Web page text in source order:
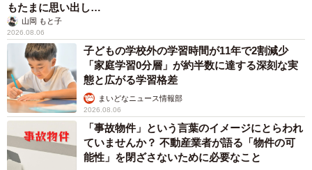
もたまに思い出し…
山岡 もと子
2026.08.06
子どもの学校外の学習時間が11年で2割減少
「家庭学習0分層」が約半数に達する深刻な実
態と広がる学習格差
まいどなニュース情報部
2026.08.06
「事故物件」という言葉のイメージにとらわれ
ていませんか？ 不動産業者が語る「物件の可
能性」を閉ざさないために必要なこと